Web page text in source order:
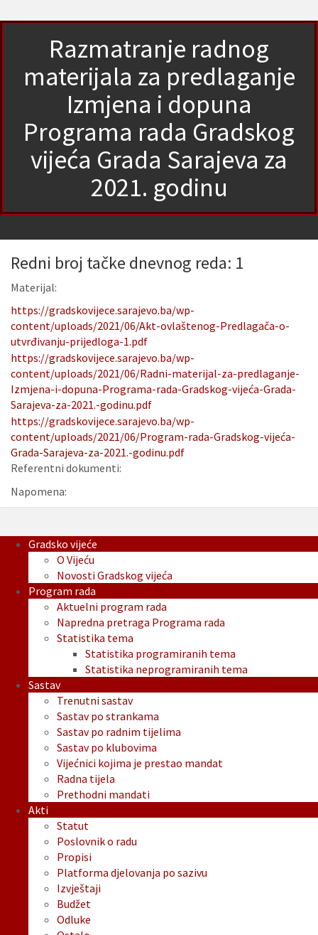
Razmatranje radnog
materijala za predlaganje
Izmjena i dopuna
Programa rada Gradskog
vijeća Grada Sarajeva za
2021. godinu
Redni broj tačke dnevnog reda: 1
Materijal:
https://gradskovijece.sarajevo.ba/wp-
content/uploads/2021/06/Akt-ovlaštenog-Predlagača-o-
utvrđivanju-prijedloga-1.pdf
https://gradskovijece.sarajevo.ba/wp-
content/uploads/2021/06/Radni-materijal-za-predlaganje-
Izmjena-i-dopuna-Programa-rada-Gradskog-vijeća-Grada-
Sarajeva-za-2021.-godinu.pdf
https://gradskovijece.sarajevo.ba/wp-
content/uploads/2021/06/Program-rada-Gradskog-vijeća-
Grada-Sarajeva-za-2021.-godinu.pdf
Referentni dokumenti:
Napomena:
Gradsko vijeće
O Vijeću
Novosti Gradskog vijeća
Program rada
Aktuelni program rada
Napredna pretraga Programa rada
Statistika tema
Statistika programiranih tema
Statistika neprogramiranih tema
Sastav
Trenutni sastav
Sastav po strankama
Sastav po radnim tijelima
Sastav po klubovima
Vijećnici kojima je prestao mandat
Radna tijela
Prethodni mandati
Akti
Statut
Poslovnik o radu
Propisi
Platforma djelovanja po sazivu
Izvještaji
Budžet
Odluke